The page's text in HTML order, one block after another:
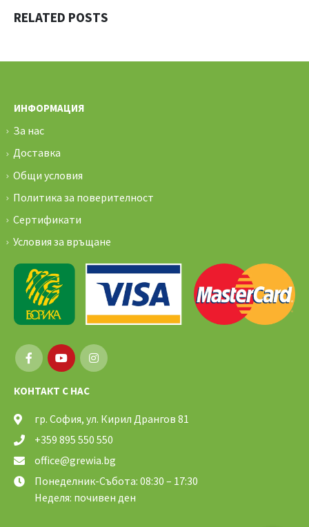
RELATED POSTS
ИНФОРМАЦИЯ
За нас
Доставка
Общи условия
Политика за поверителност
Сертификати
Условия за връщане
КОНТАКТ С НАС
гр. София, ул. Кирил Дрангов 81
+359 895 550 550
office@grewia.bg
Понеделник-Събота: 08:30 – 17:30
Неделя: почивен ден